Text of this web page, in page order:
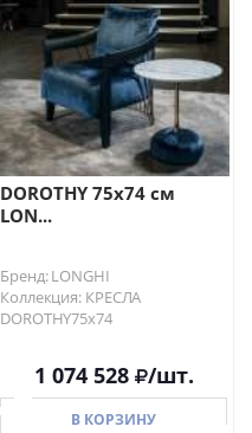
DOROTHY 75х74 см
LON...
Бренд: LONGHI
Коллекция: КРЕСЛА
DOROTHY75х74
1 074 528 /шт.
В КОРЗИНУ